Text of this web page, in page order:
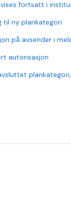
vises fortsatt i
til ny plankategori
på avsender i
autorisasjon